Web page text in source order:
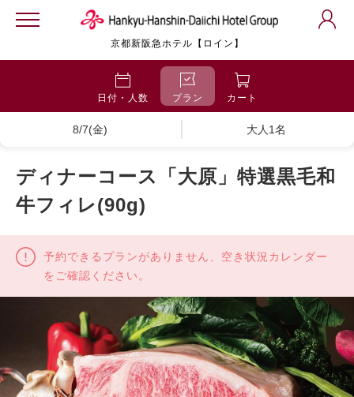
京都新阪急ホテル【ロイン】
日付・人数 プラン カート
8/7(金) 大人1名
ディナーコース「大原」特選黒毛和
牛フィレ(90g)
予約できるプランがありません、空き状況カレンダー
をご確認ください。